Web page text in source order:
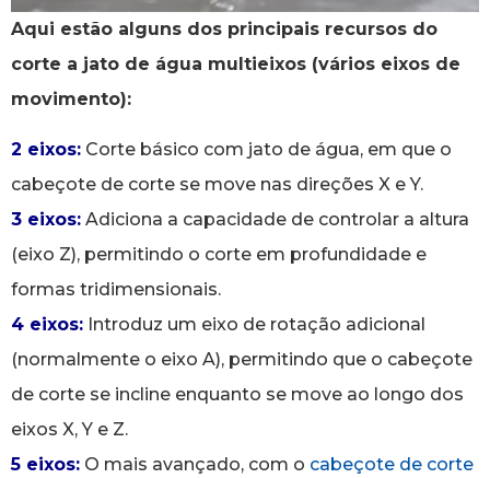
Aqui estão alguns dos principais recursos do
corte a jato de água multieixos (vários eixos de
movimento):
2 eixos: Corte básico com jato de água, em que o
cabeçote de corte se move nas direções X e Y.
3 eixos: Adiciona a capacidade de controlar a altura
(eixo Z), permitindo o corte em profundidade e
formas tridimensionais.
4 eixos: Introduz um eixo de rotação adicional
(normalmente o eixo A), permitindo que o cabeçote
de corte se incline enquanto se move ao longo dos
eixos X, Y e Z.
5 eixos: O mais avançado, com o cabeçote de corte